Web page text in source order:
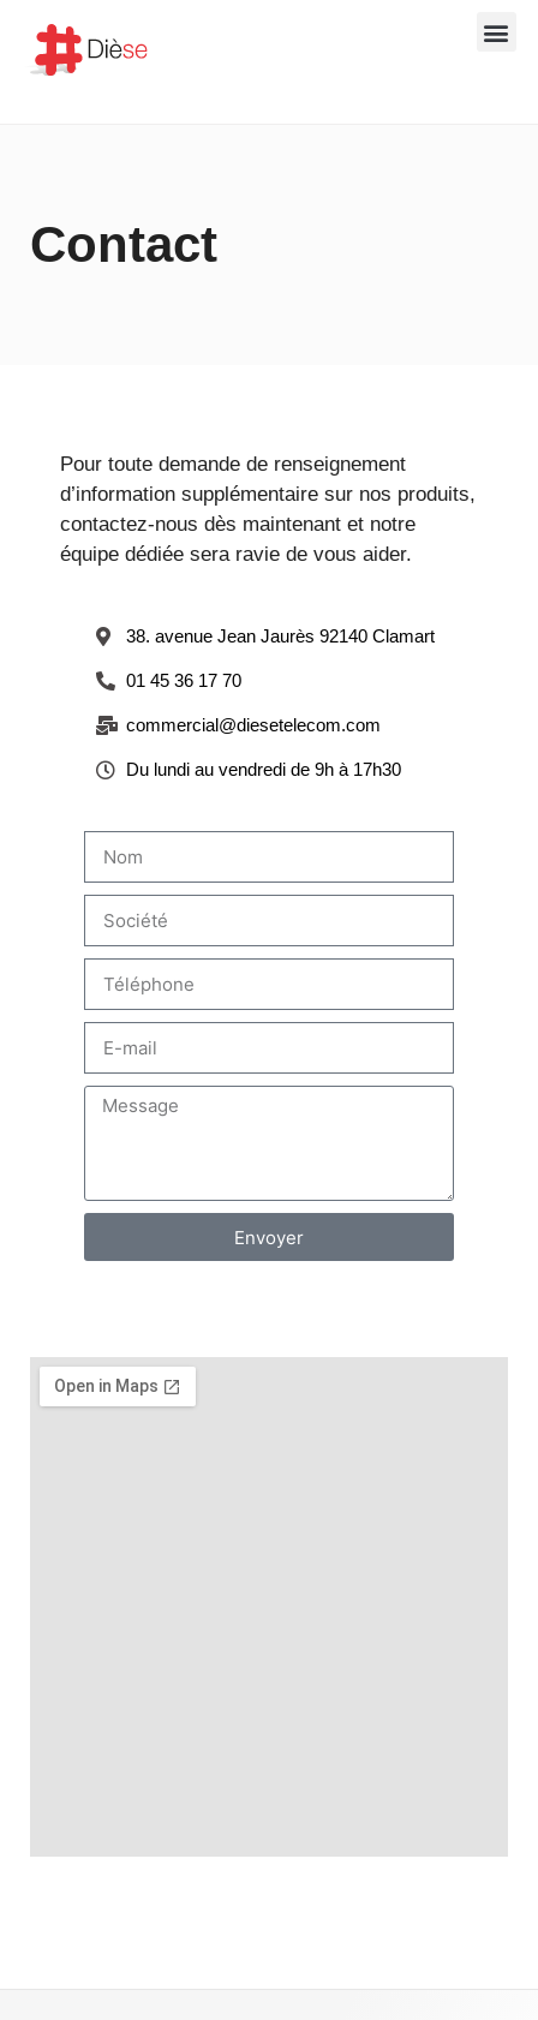
Contact
Pour toute demande de renseignement
d’information supplémentaire sur nos produits,
contactez-nous dès maintenant et notre
équipe dédiée sera ravie de vous aider.
38. avenue Jean Jaurès 92140 Clamart
01 45 36 17 70
commercial@diesetelecom.com
Du lundi au vendredi de 9h à 17h30
Envoyer